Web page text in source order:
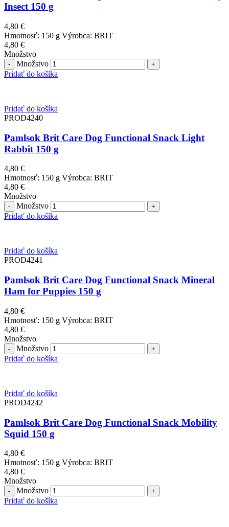
Insect 150 g
4,80 €
Hmotnosť: 150 g Výrobca: BRIT
4,80 €
Množstvo
Množstvo
Pridať do košíka
Pridať do košíka
PROD4240
Pamlsok Brit Care Dog Functional Snack Light
Rabbit 150 g
4,80 €
Hmotnosť: 150 g Výrobca: BRIT
4,80 €
Množstvo
Množstvo
Pridať do košíka
Pridať do košíka
PROD4241
Pamlsok Brit Care Dog Functional Snack Mineral
Ham for Puppies 150 g
4,80 €
Hmotnosť: 150 g Výrobca: BRIT
4,80 €
Množstvo
Množstvo
Pridať do košíka
Pridať do košíka
PROD4242
Pamlsok Brit Care Dog Functional Snack Mobility
Squid 150 g
4,80 €
Hmotnosť: 150 g Výrobca: BRIT
4,80 €
Množstvo
Množstvo
Pridať do košíka